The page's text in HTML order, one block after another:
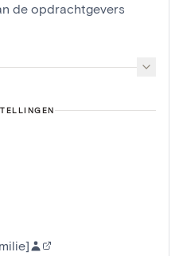
de opdrachtgevers